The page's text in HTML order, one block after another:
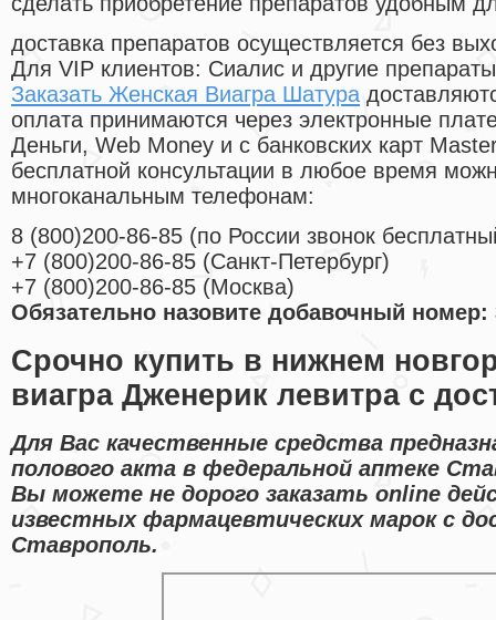
доставка препаратов осуществляется без
Для VIP клиентов: Сиалис и другие
Заказать Женская Виагра Шатура
оплата принимаются через электронные
Деньги, Web Money и с банковских карт
бесплатной консультации в любое время
многоканальным телефонам:
8 (800)200-86-85 (по России звонок
+7 (800)200-86-85 (Санкт-Петербург)
+7 (800)200-86-85 (Москва)
Обязательно назовите добавочный номер:
Срочно купить в нижнем
виагра Дженерик левитра с
Для Вас качественные средства
полового акта в федеральной аптеке
Вы можете не дорого заказать online
известных фармацевтических марок с
Ставрополь.